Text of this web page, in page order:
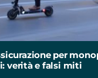
per
verità e falsi miti